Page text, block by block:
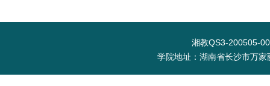
湘教QS3-200505-
学院地址：湖南省长沙市万